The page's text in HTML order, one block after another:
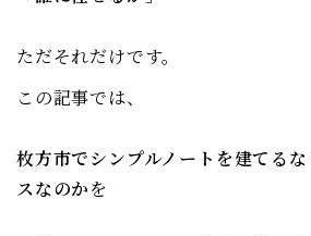
ただそれだけです。
この記事では、
枚方市でシンプルノートを建てる
スなのかを